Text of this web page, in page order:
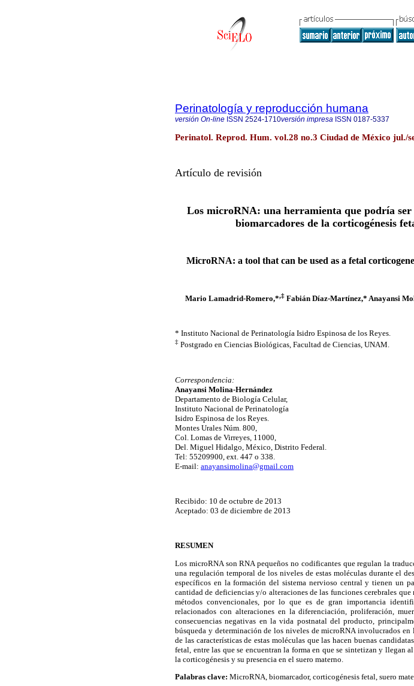
Perinatología y reproducción humana
versión On-line ISSN 2524-1710versión impresa ISSN 0187-5337
Perinatol. Reprod. Hum. vol.28 no.3 Ciudad de México jul./
Artículo de revisión
Los microRNA: una herramienta que podría ser
biomarcadores de la corticogénesis
MicroRNA: a tool that can be used as a fetal
Mario Lamadrid-Romero,* ,‡ Fabián Díaz-Martínez,* Anayansi
* Instituto Nacional de Perinatología Isidro Espinosa de los Reyes.
‡ Postgrado en Ciencias Biológicas, Facultad de Ciencias, UNAM.
Correspondencia:
Anayansi Molina-Hernández
Departamento de Biología Celular,
Instituto Nacional de Perinatología
Isidro Espinosa de los Reyes.
Montes Urales Núm. 800,
Col. Lomas de Virreyes, 11000,
Del. Miguel Hidalgo, México, Distrito Federal.
Tel: 55209900, ext. 447 o 338.
E-mail: anayansimolina@gmail.com
Recibido: 10 de octubre de 2013
Aceptado: 03 de diciembre de 2013
RESUMEN
Los microRNA son RNA pequeños no codificantes que regulan la
una regulación temporal de los niveles de estas moléculas durante el
específicos en la formación del sistema nervioso central y tienen un
cantidad de deficiencias y/o alteraciones de las funciones cerebrales
métodos convencionales, por lo que es de gran importancia
relacionados con alteraciones en la diferenciación, proliferación,
consecuencias negativas en la vida postnatal del producto,
búsqueda y determinación de los niveles de microRNA involucrados
de las características de estas moléculas que las hacen buenas
fetal, entre las que se encuentran la forma en que se sintetizan y llegan
la corticogénesis y su presencia en el suero materno.
Palabras clave: MicroRNA, biomarcador, corticogénesis fetal, suero